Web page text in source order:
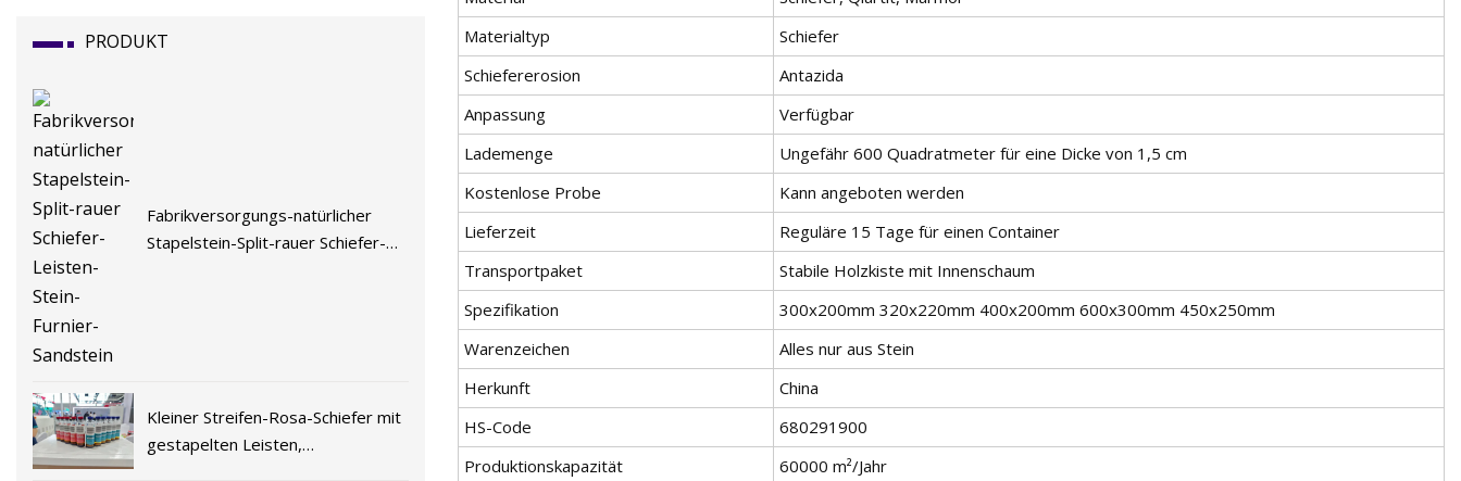
PRODUKT
Fabrikversorgungs-natürlicher
Stapelstein-Split-rauer Schiefer-
Kleiner Streifen-Rosa-Schiefer mit
gestapelten Leisten,
Materialtyp
Schiefer
Schiefererosion
Antazida
Anpassung
Verfügbar
Lademenge
Ungefähr 600 Quadratmeter für eine Dicke von 1,5 cm
Kostenlose Probe
Kann angeboten werden
Lieferzeit
Reguläre 15 Tage für einen Container
Transportpaket
Stabile Holzkiste mit Innenschaum
Spezifikation
300x200mm 320x220mm 400x200mm 600x300mm 450x250mm
Warenzeichen
Alles nur aus Stein
Herkunft
China
HS-Code
680291900
Produktionskapazität
60000 m²/Jahr